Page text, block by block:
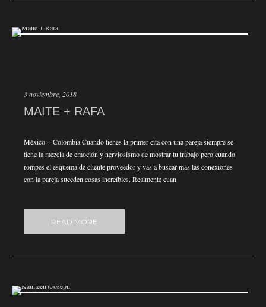
3 noviembre, 2018
MAITE + RAFA
México + Colombia Cuando tienes la primer cita con una pareja siempre se
tiene la mezcla de emoción y nerviosismo de mostrar tu trabajo pero cuando
rompes el esquema de cliente proveedor y vas a buscar mas las conexiones
con la pareja suceden cosas increíbles. Realmente cuan
READ MORE